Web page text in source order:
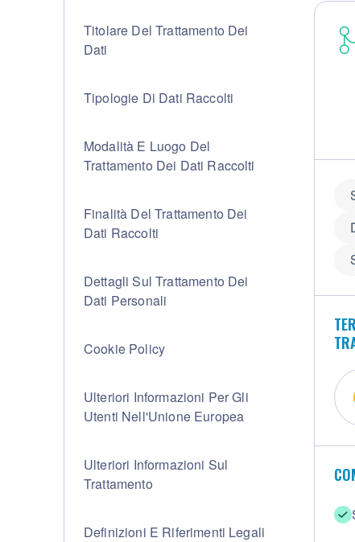
Titolare Del Trattamento Dei
Dati
Tipologie Di Dati Raccolti
Modalità E Luogo Del
Trattamento Dei Dati Raccolti
Finalità Del Trattamento Dei
Dati Raccolti
Dettagli Sul Trattamento Dei
Dati Personali
Cookie Policy
Ulteriori Informazioni Per Gli
Utenti Nell'Unione Europea
Ulteriori Informazioni Sul
Trattamento
Definizioni E Riferimenti Legali